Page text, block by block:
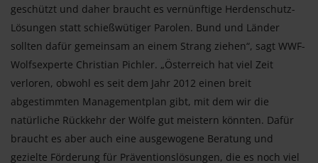
geschützt und daher braucht es vernünftige Herdenschutz-
Lösungen statt schießwütiger Parolen. Bund und Länder
sollten dafür gemeinsam an einem Strang ziehen“, sagt WWF-
Wolfsexperte Christian Pichler. „Österreich hat viel Zeit
verloren, obwohl es seit dem Jahr 2012 einen breit
abgestimmten Managementplan gibt, mit dem wir die
natürliche Rückkehr der Wölfe gut meistern könnten. Dafür
braucht es aber auch eine ausgewogene Beratung und
gezielte Förderung für Präventionslösungen, die es noch viel